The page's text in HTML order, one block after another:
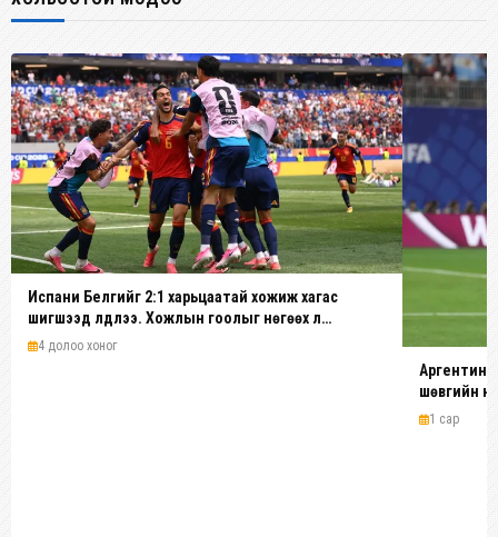
Испани Белгийг 2:1 харьцаатай хожиж хагас
шигшээд үлдлээ. Хожлын гоолыг нөгөөх л
Мерино...
4 долоо хоног
Аргентины
шөвгийн
1 сар